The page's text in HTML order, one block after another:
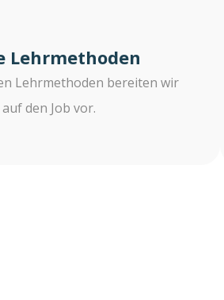
Lehrmethoden
Lehrmethoden bereiten wir
den Job vor.